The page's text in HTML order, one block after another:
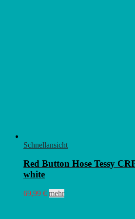
Schnellansicht
Red Button Hose Tessy
white
69,99 € mehrDieses